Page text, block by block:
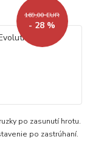
169,00 EUR
- 28 %
po zasunutí hrotu.
po zastrúhaní.